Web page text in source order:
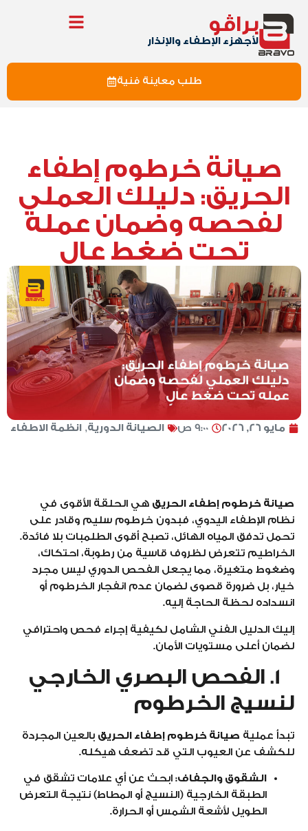
براڤو
لأجهزء الإطفاء والإنذار
طلب معاينة فنية
صيانة خرطوم إطفاء
الحريق: دليلك العملي
لفحصه وضمان عمله
تحت ضغط عالٍ
مايو 26, 2026 9:00 ص الصيانة الدورية,انظمة الاطفاء
صيانة خرطوم إطفاء الحريق هي الحلقة الأقوى في
نظام الإطفاء اليدوي، فبدون خرطوم سليم وقادر على
تحمل تدفق المياه الهائل، تصبح أقوى الطلمبات بلا فائدة.
الخراطيم تتعرض لظروف قاسية من رطوبة، احتكاك،
وضغوط متغيرة، مما يجعل الفحص الدوري ليس مجرد
خيار، بل ضرورة قصوى لضمان عدم انفجار الخرطوم أو
انسداده لحظة الحاجة إليه.
إليك الدليل الفني الشامل لكيفية إجراء فحص واحترافي
لضمان أعلى مستويات الأمان.
1. الفحص البصري الخارجي
لنسيج الخرطوم
تبدأ عملية صيانة خرطوم إطفاء الحريق بالعين المجردة
للكشف عن العيوب التي قد تضعف هيكله.
الشقوق والجفاف: ابحث عن أي علامات تشقق في
الطبقة الخارجية (النسيج أو المطاط) نتيجة التعرض
الطويل لأشعة الشمس أو الحرارة.